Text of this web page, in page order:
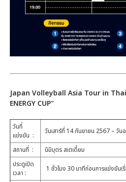
Japan Volleyball Asia Tour in
ENERGY CUP"
วันที่
แข่งขัน :
วันเสาร์ที่ 14 กันยายน 2567 – วั
สถานที่ :
นิมิบุตร สเตเดี้ยม
ประตูเปิด
เวลา :
1 ชั่วโมง 30 นาทีก่อนการแข่งขันเ